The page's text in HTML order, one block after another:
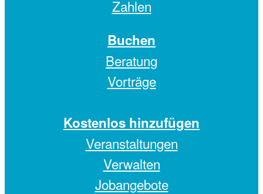
Zahlen
Buchen
Beratung
Vorträge
Kostenlos hinzufügen
Veranstaltungen
Verwalten
Jobangebote